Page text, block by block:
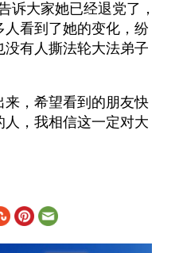
诉大家她已经退党了，
看到了她的变化，纷
有人撕法轮大法弟子
，希望看到的朋友快
，我相信这一定对大